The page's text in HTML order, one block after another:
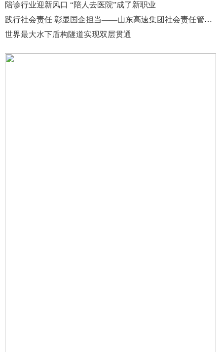
陪诊行业迎新风口 “陪人去医院”成了新职业
践行社会责任 彰显国企担当——山东高速集团社会责任管理实践纪实
世界最大水下盾构隧道实现双层贯通